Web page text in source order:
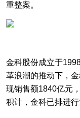
重整案。
金科股份成立于
革浪潮的推动下，
现销售额1840亿元
积计，金科已排进行